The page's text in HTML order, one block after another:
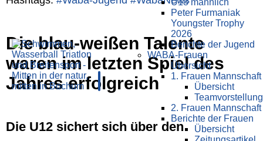
U18 männlich
Peter Furmaniak
Youngster Trophy
2026
Berichte der Jugend
WABA-Frauen
Übersicht
1. Frauen Mannschaft
Übersicht
Teamvorstellung
2. Frauen Mannschaft
Berichte der Frauen
Übersicht
Die blau-weißen Talente
waren im letzten Spiel des
Jahres erfolgreich
Die U12 sichert sich über den